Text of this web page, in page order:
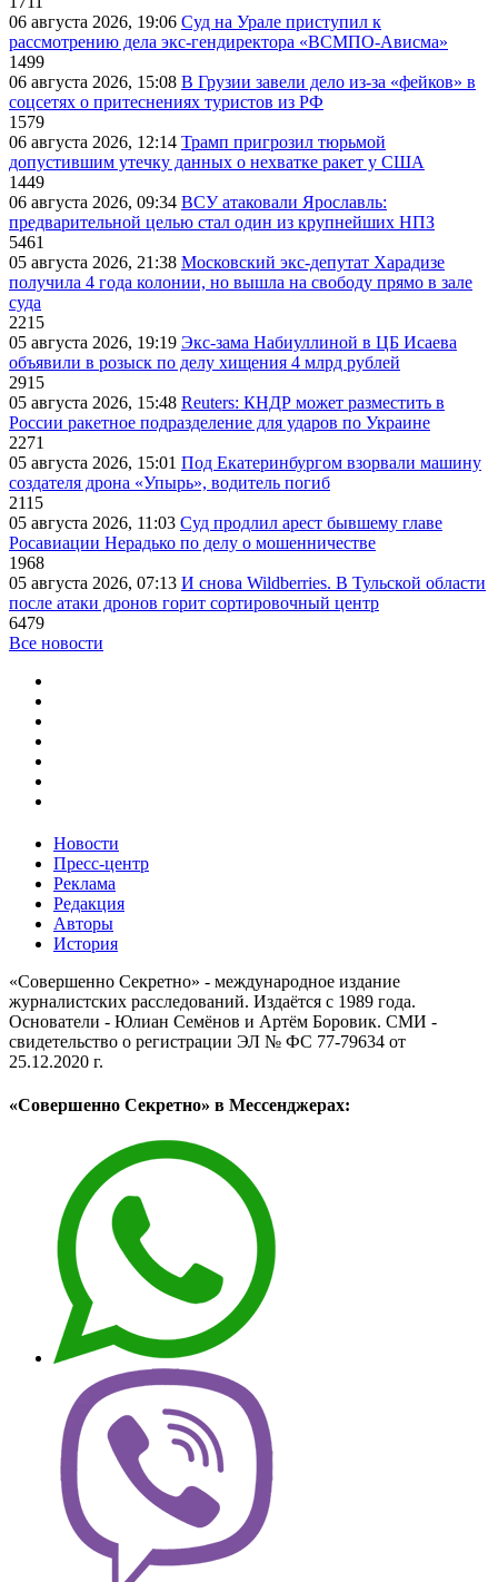
06 августа 2026, 19:06 Суд на Урале приступил к
рассмотрению дела экс-гендиректора «ВСМПО-Ависма»
1499
06 августа 2026, 15:08 В Грузии завели дело из-за «фейков» в
соцсетях о притеснениях туристов из РФ
1579
06 августа 2026, 12:14 Трамп пригрозил тюрьмой
допустившим утечку данных о нехватке ракет у США
1449
06 августа 2026, 09:34 ВСУ атаковали Ярославль:
предварительной целью стал один из крупнейших НПЗ
5461
05 августа 2026, 21:38 Московский экс-депутат Харадизе
получила 4 года колонии, но вышла на свободу прямо в зале
суда
2215
05 августа 2026, 19:19 Экс-зама Набиуллиной в ЦБ Исаева
объявили в розыск по делу хищения 4 млрд рублей
2915
05 августа 2026, 15:48 Reuters: КНДР может разместить в
России ракетное подразделение для ударов по Украине
2271
05 августа 2026, 15:01 Под Екатеринбургом взорвали машину
создателя дрона «Упырь», водитель погиб
2115
05 августа 2026, 11:03 Суд продлил арест бывшему главе
Росавиации Нерадько по делу о мошенничестве
1968
05 августа 2026, 07:13 И снова Wildberries. В Тульской области
после атаки дронов горит сортировочный центр
6479
Все новости
Новости
Пресс-центр
Реклама
Редакция
Авторы
История
«Совершенно Секретно» - международное издание
журналистских расследований. Издаётся с 1989 года.
Основатели - Юлиан Семёнов и Артём Боровик. CМИ -
свидетельство о регистрации ЭЛ № ФС 77-79634 от
25.12.2020 г.
«Совершенно Секретно» в Мессенджерах: